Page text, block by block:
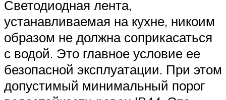
Светодиодная лента,
устанавливаемая на кухне, никоим
образом не должна соприкасаться
с водой. Это главное условие ее
безопасной эксплуатации. При этом
допустимый минимальный порог